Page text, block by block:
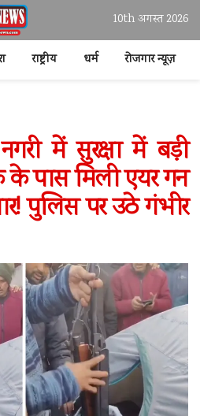
10th अगस्त 2026
राष्ट्रीय धर्म रोजगार न्यूज़
में सुरक्षा में बड़ी
पास मिली एयर गन
पुलिस पर उठे गंभीर